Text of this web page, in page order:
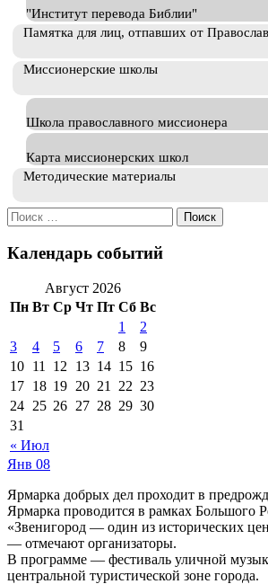
"Институт перевода Библии"
Памятка для лиц, отпавших от
Миссионерские школы
Школа православного миссионера
Карта миссионерских школ
Методические материалы
Искать:
Календарь событий
Август 2026
Пн Вт Ср Чт Пт Сб Вс
« Июл
1
2
3
4 5 6 7 8
9
10 11 12 13 14 15 16
17 18 19 20 21 22 23
24 25 26 27 28 29 30
31
Янв 08
Ярмарка добрых дел проходит в
Ярмарка проводится в рамках Большого
«Звенигород — один из исторических
— отмечают организаторы.
В программе — фестиваль уличной
центральной туристической зоне города.